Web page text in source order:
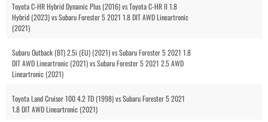
Toyota C-HR Hybrid Dynamic Plus (2016) vs Toyota C-HR II 1.8
Hybrid (2023) vs Subaru Forester 5 2021 1.8 DIT AWD Lineartronic
(2021)
Subaru Outback (BT) 2.5i (EU) (2021) vs Subaru Forester 5 2021 1.8
DIT AWD Lineartronic (2021) vs Subaru Forester 5 2021 2.5 AWD
Lineartronic (2021)
Toyota Land Cruiser 100 4.2 TD (1998) vs Subaru Forester 5 2021
1.8 DIT AWD Lineartronic (2021)